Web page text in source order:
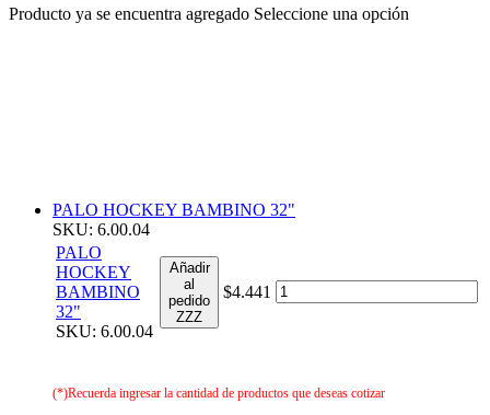
Producto ya se encuentra agregado Seleccione una opción
PALO HOCKEY BAMBINO 32"
SKU: 6.00.04
PALO
HOCKEY
BAMBINO
32"
SKU: 6.00.04
Añadir
al
pedido
ZZZ
$4.441
(*)Recuerda ingresar la cantidad de productos que deseas cotizar